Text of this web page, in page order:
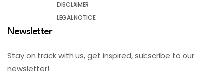
DISCLAIMER
LEGAL NOTICE
Newsletter
Stay on track with us, get inspired, subscribe to our
newsletter!